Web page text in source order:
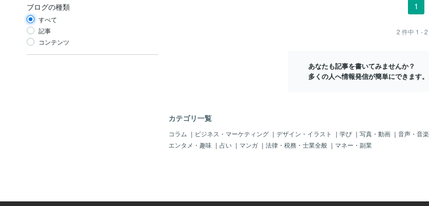
ブログの種類
すべて
記事
コンテンツ
1
2 件中 1 - 2
あなたも記事を書いてみませんか？
多くの人へ情報発信が簡単にできます。
カテゴリ一覧
コラム ｜ ビジネス・マーケティング ｜ デザイン・イラスト ｜ 学び ｜ 写真・動画 ｜ 音声・音楽
エンタメ・趣味 ｜ 占い ｜ マンガ ｜ 法律・税務・士業全般 ｜ マネー・副業